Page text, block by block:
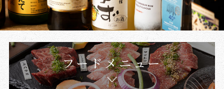
フードメニュー